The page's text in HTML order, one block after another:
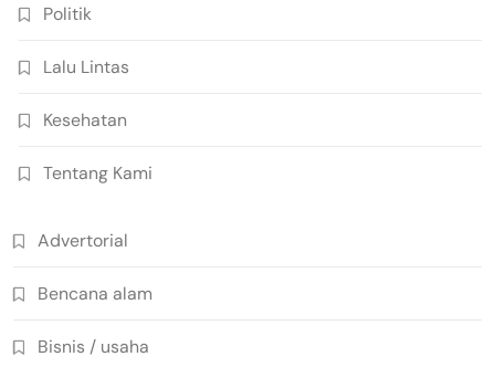
Politik
Lalu Lintas
Kesehatan
Tentang Kami
Advertorial
Bencana alam
Bisnis / usaha